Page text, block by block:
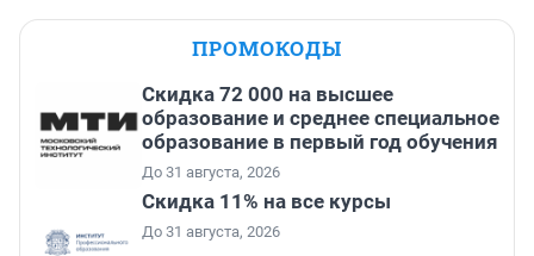
ПРОМОКОДЫ
Скидка 72 000 на высшее
образование и среднее специальное
образование в первый год обучения
До 31 августа, 2026
Скидка 11% на все курсы
До 31 августа, 2026